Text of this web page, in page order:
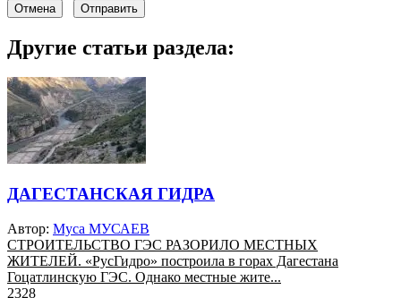
Отмена Отправить
Другие статьи раздела:
ДАГЕСТАНСКАЯ ГИДРА
Автор: Муса МУСАЕВ
СТРОИТЕЛЬСТВО ГЭС РАЗОРИЛО МЕСТНЫХ
ЖИТЕЛЕЙ. «РусГидро» построила в горах Дагестана
Гоцатлинскую ГЭС. Однако местные жите...
2328